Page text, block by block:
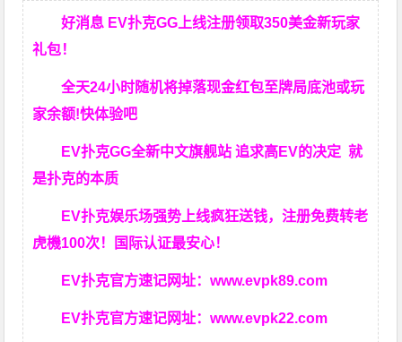
好消息 EV扑克GG上线注册领取350美金新玩家
礼包！
全天24小时随机将掉落现金红包至牌局底池或玩
家余额!快体验吧
EV扑克GG全新中文旗舰站 追求高EV的决定就
是扑克的本质
EV扑克娱乐场强势上线疯狂送钱，注册免费转老
虎機100次！国际认证最安心！
EV扑克官方速记网址：www.evpk89.com
EV扑克官方速记网址：www.evpk22.com